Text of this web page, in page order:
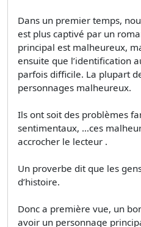
Dans un premier temps,
est plus captivé par un
principal est malheureux,
ensuite que l’identification
parfois difficile. La plupart
personnages malheureux.
Ils ont soit des problèmes
sentimentaux, …ces
accrocher le lecteur .
Un proverbe dit que les
d’histoire.
Donc a première vue, un
avoir un personnage